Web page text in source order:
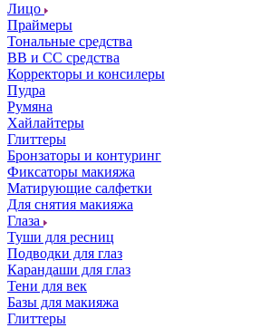
Лицо
Праймеры
Тональные средства
ВВ и СС средства
Корректоры и консилеры
Пудра
Румяна
Хайлайтеры
Глиттеры
Бронзаторы и контуринг
Фиксаторы макияжа
Матирующие салфетки
Для снятия макияжа
Глаза
Туши для ресниц
Подводки для глаз
Карандаши для глаз
Тени для век
Базы для макияжа
Глиттеры